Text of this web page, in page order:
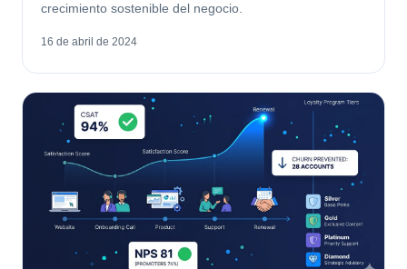
crecimiento sostenible del negocio.
16 de abril de 2024